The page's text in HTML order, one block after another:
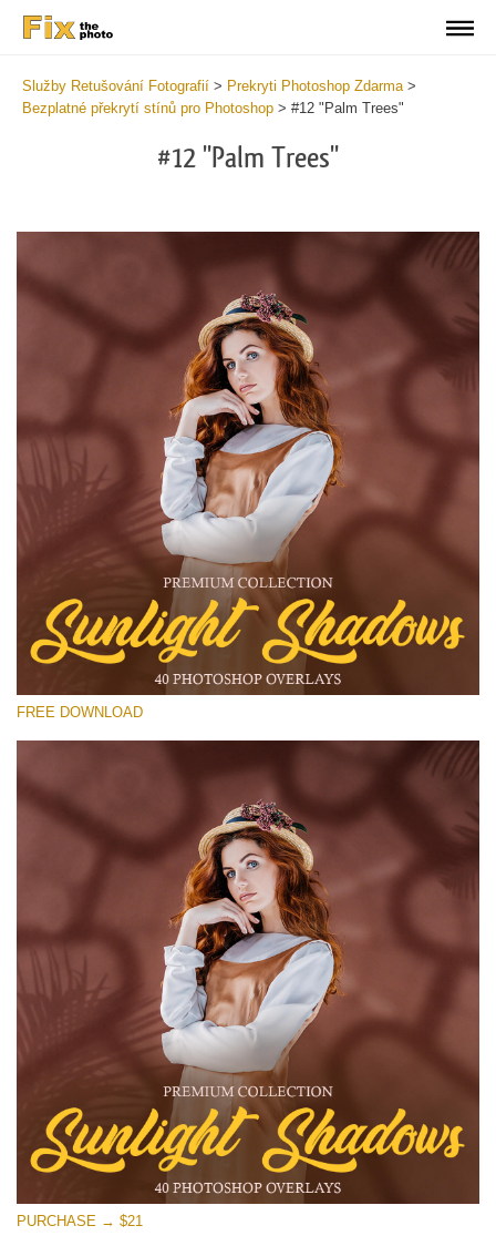
Služby Retušování Fotografií > Prekryti Photoshop Zdarma>
Bezplatné překrytí stínů pro Photoshop > #12 "Palm Trees"
#12 "Palm Trees"
Prosím vyberte
Free Shadow Overlay #12
Small 800*533px
Sunlight Shadows
(40 Overlays)
(373 Overlays)
Large 6000*4000px
(1783 Overlays)
Large 6000*4000px
Stažení zdarma
FREE DOWNLOAD
PURCHASE → $21